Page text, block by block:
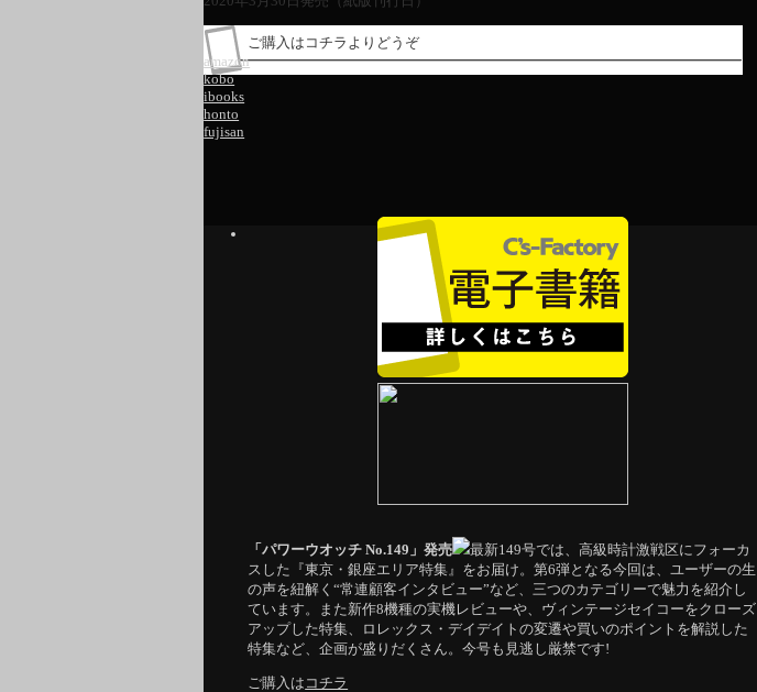
ご購入はコチラよりどうぞ
amazon
kobo
ibooks
honto
fujisan
「パワーウオッチ No.149」発売
最新149号では、高級時計激戦区にフォーカ
スした『東京・銀座エリア特集』をお届け。第6弾となる今回は、ユーザーの生
の声を紐解く“常連顧客インタビュー”など、三つのカテゴリーで魅力を紹介し
ています。また新作8機種の実機レビューや、ヴィンテージセイコーをクローズ
アップした特集、ロレックス・デイデイトの変遷や買いのポイントを解説した
特集など、企画が盛りだくさん。今号も見逃し厳禁です!
ご購入は コチラ